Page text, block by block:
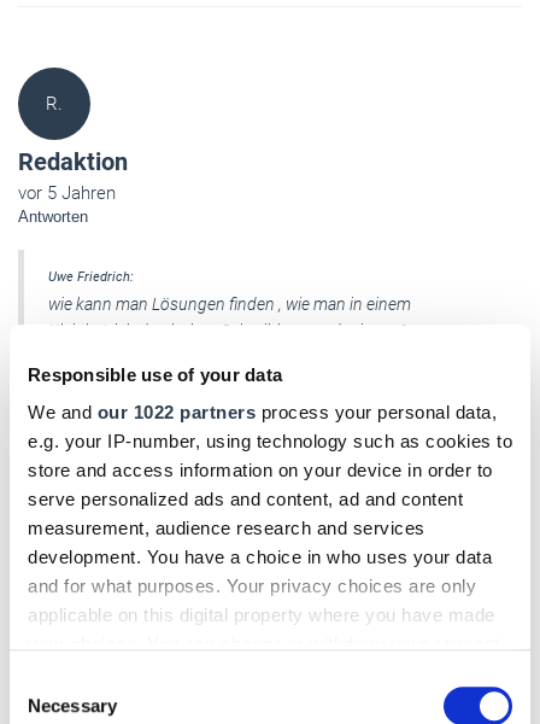
Responsible use of your data
We and our 1022 partners process your personal data,
e.g. your IP-number, using technology such as cookies to
store and access information on your device in order to
serve personalized ads and content, ad and content
measurement, audience research and services
development. You have a choice in who uses your data
and for what purposes. Your privacy choices are only
applicable on this digital property where you have made
the Privacy trigger icon.
Selection
Necessary
R.
Redaktion
vor 5 Jahren
Antworten
Uwe Friedrich:
wie kann man Lösungen finden , wie man in einem
Kleinbetrieb den hohen Schreibkram reduzieren ?
Sehr geehrter Herr Friedrich,
vielen Dank für Ihren Kommentar!
Übrigens: Kennen Sie schon unsere Digitalpaper? Damit
können Sie jederzeit an jedem Ort zum Beispiel Ihr
Handwerksblatt lesen, also nicht nur am PC. Vorausgesetzt,
Sie haben ein mobiles Endgerät und Internetverbindung.